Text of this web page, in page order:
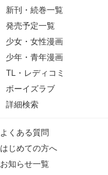
新刊・続巻一覧
発売予定一覧
少女・女性漫画
少年・青年漫画
TL・レディコミ
ボーイズラブ
詳細検索
よくある質問
はじめての方へ
お知らせ一覧